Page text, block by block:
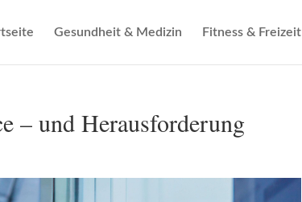
Gesundheit & Medizin Fitness & Freizeit
– und Herausforderung